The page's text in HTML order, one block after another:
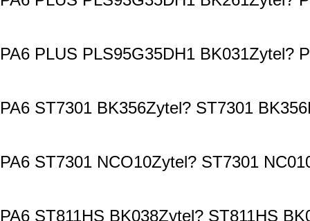
PA6 PLUS PLS95G35DH1 BK031Zytel?
PA6 ST7301 BK356Zytel? ST7301
PA6 ST7301 NCO10Zytel? ST7301
PA6 ST811HS BK038Zytel? ST811HS